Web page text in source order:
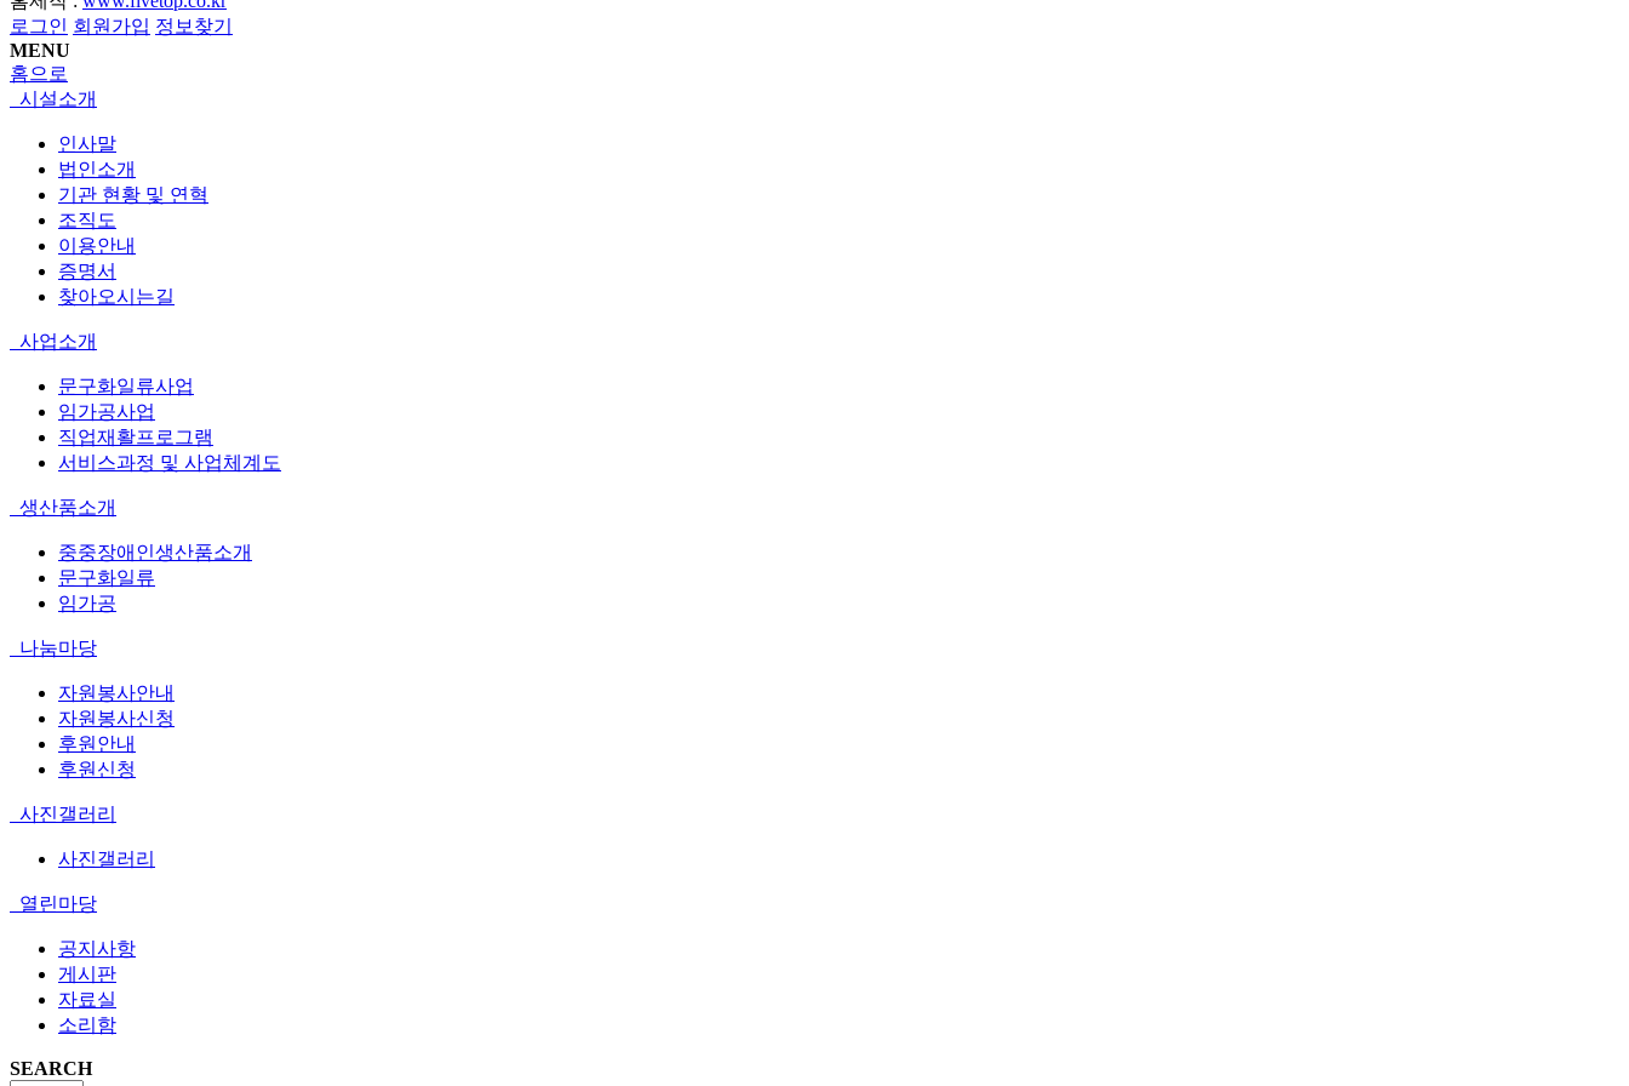
로그인 회원가입 정보찾기
MENU
홈으로
시설소개
인사말
법인소개
기관 현황 및 연혁
조직도
이용안내
증명서
찾아오시는길
사업소개
문구화일류사업
임가공사업
직업재활프로그램
서비스과정 및 사업체계도
생산품소개
중중장애인생산품소개
문구화일류
임가공
나눔마당
자원봉사안내
자원봉사신청
후원안내
후원신청
사진갤러리
사진갤러리
열린마당
공지사항
게시판
자료실
소리함
SEARCH